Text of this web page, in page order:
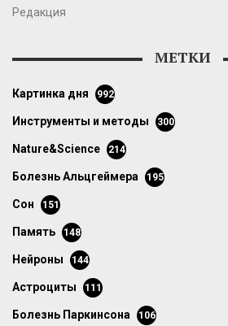
Редакция
МЕТКИ
картинка дня 992
инструменты и методы 300
Nature&Science 214
болезнь Альцгеймера 195
сон 151
память 148
нейроны 144
астроциты 111
болезнь Паркинсона 106